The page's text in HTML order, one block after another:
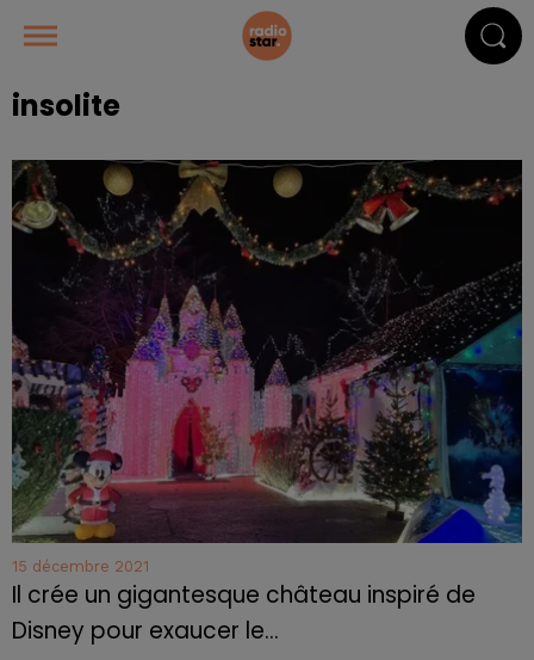
insolite
15 décembre 2021
Il crée un gigantesque château inspiré de
Disney pour exaucer le...